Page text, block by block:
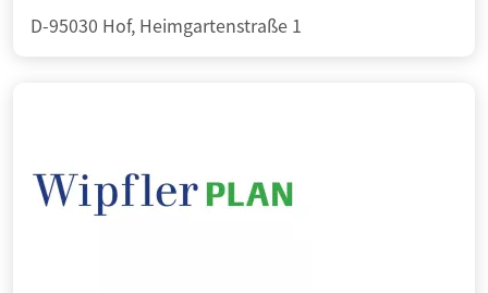
D-95030 Hof, Heimgartenstraße 1